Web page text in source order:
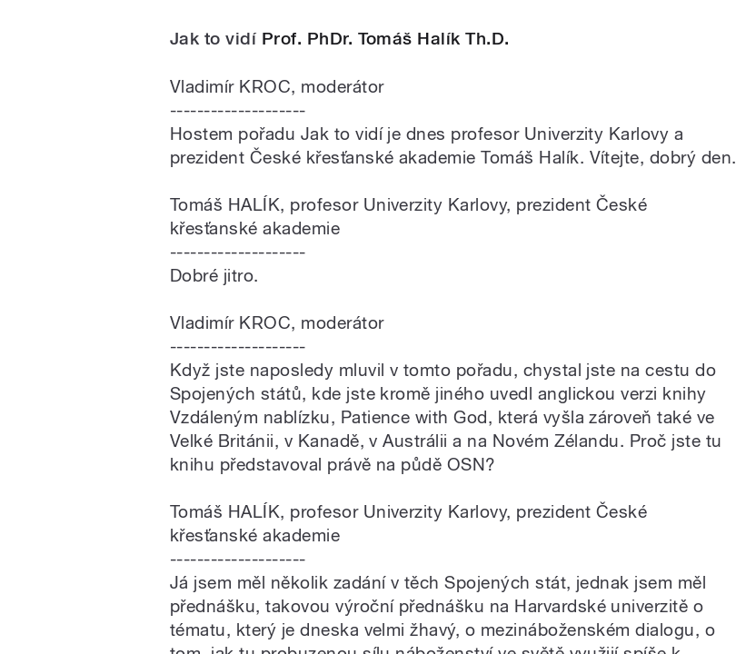
Jak to vidí Prof. PhDr. Tomáš Halík Th.D.
Vladimír KROC, moderátor
--------------------
Hostem pořadu Jak to vidí je dnes profesor Univerzity Karlovy a
prezident České křesťanské akademie Tomáš Halík. Vítejte, dobrý den.
Tomáš HALÍK, profesor Univerzity Karlovy, prezident České
křesťanské akademie
--------------------
Dobré jitro.
Vladimír KROC, moderátor
--------------------
Když jste naposledy mluvil v tomto pořadu, chystal jste na cestu do
Spojených států, kde jste kromě jiného uvedl anglickou verzi knihy
Vzdáleným nablízku, Patience with God, která vyšla zároveň také ve
Velké Británii, v Kanadě, v Austrálii a na Novém Zélandu. Proč jste tu
knihu představoval právě na půdě OSN?
Tomáš HALÍK, profesor Univerzity Karlovy, prezident České
křesťanské akademie
--------------------
Já jsem měl několik zadání v těch Spojených stát, jednak jsem měl
přednášku, takovou výroční přednášku na Harvardské univerzitě o
tématu, který je dneska velmi žhavý, o mezináboženském dialogu, o